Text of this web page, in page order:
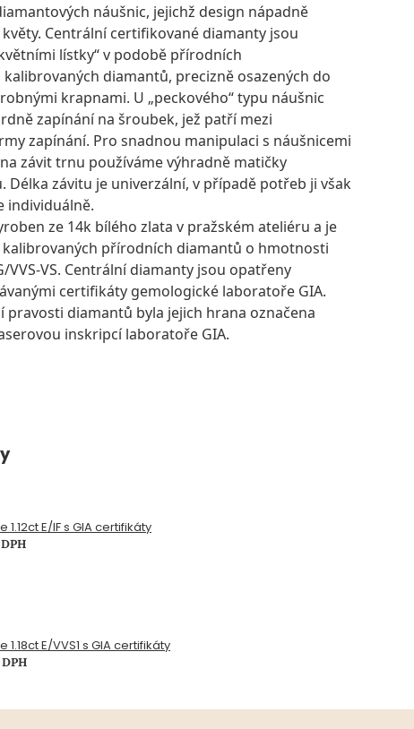
náušnic, jejichž design nápadně
Centrální certifikované diamanty jsou
lístky“ v podobě přírodních
diamantů, precizně osazených do
krapnami. U „peckového“ typu náušnic
zapínání na šroubek, jež patří mezi
zapínání. Pro snadnou manipulaci s náušnicemi
závit trnu používáme výhradně matičky
Délka závitu je univerzální, v případě potřeb ji však
individuálně.
ze 14k bílého zlata v pražském ateliéru a je
kalibrovaných přírodních diamantů o hmotnosti
VVS-VS. Centrální diamanty jsou opatřeny
certifikáty gemologické laboratoře GIA.
pravosti diamantů byla jejich hrana označena
inskripcí laboratoře GIA.
1.12ct E/IF s GIA certifikáty
E/VVS1 s GIA certifikáty
DPH